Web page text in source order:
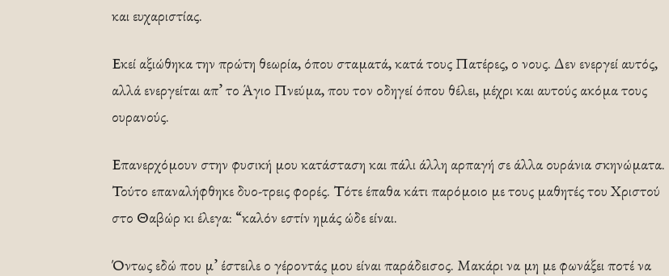
και ευχαριστίας.
Εκεί αξιώθηκα την πρώτη θεωρία, όπου σταματά, κατά τους Πατέρες, ο νους. Δεν ενεργεί αυτός,
αλλά ενεργείται απ’ το Άγιο Πνεύμα, που τον οδηγεί όπου θέλει, μέχρι και αυτούς ακόμα τους
ουρανούς.
Επανερχόμουν στην φυσική μου κατάσταση και πάλι άλλη αρπαγή σε άλλα ουράνια σκηνώματα.
Τούτο επαναλήφθηκε δυο-τρεις φορές. Τότε έπαθα κάτι παρόμοιο με τους μαθητές του Χριστού
στο Θαβώρ κι έλεγα: “καλόν εστίν ημάς ώδε είναι.
Όντως εδώ που μ’ έστειλε ο γέροντάς μου είναι παράδεισος. Μακάρι να μη με φωνάξει ποτέ να